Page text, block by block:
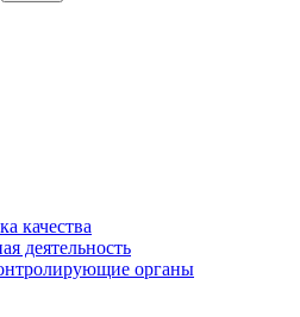
качества
деятельность
органы